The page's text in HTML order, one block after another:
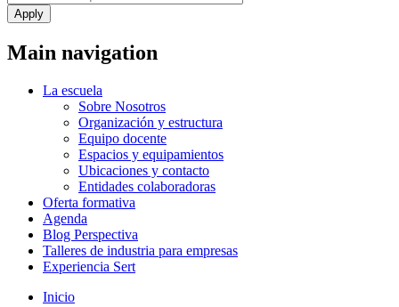
Main navigation
La escuela
Sobre Nosotros
Organización y estructura
Equipo docente
Espacios y equipamientos
Ubicaciones y contacto
Entidades colaboradoras
Oferta formativa
Agenda
Blog Perspectiva
Talleres de industria para empresas
Experiencia Sert
Inicio